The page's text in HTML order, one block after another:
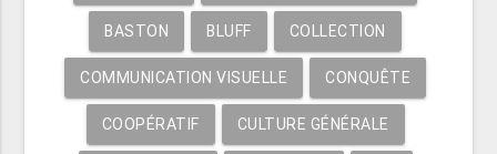
BASTON BLUFF COLLECTION
COMMUNICATION VISUELLE CONQUÊTE
COOPÉRATIF CULTURE GÉNÉRALE